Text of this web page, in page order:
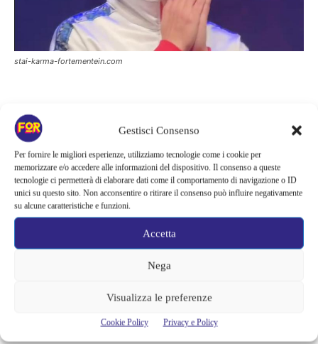
Gestisci Consenso
Per fornire le migliori esperienze, utilizziamo tecnologie come i cookie per
memorizzare e/o accedere alle informazioni del dispositivo. Il consenso a queste
tecnologie ci permetterà di elaborare dati come il comportamento di navigazione o ID
unici su questo sito. Non acconsentire o ritirare il consenso può influire negativamente
su alcune caratteristiche e funzioni.
Accetta
Nega
Visualizza le preferenze
Cookie Policy Privacy e Policy
stai-karma-fortementein.com
Un debutto che emoziona e
promette grandi cose
ConStai Karma, Michele Basile ha dimostrato di essere ben più
di una webstar: è un artista completo, capace di abitare il palco
con verità e leggerezza, forza e dolcezza. In un’epoca in cui è
facile nascondersi dietro un filtro, Basile ha scelto di mostrarsi